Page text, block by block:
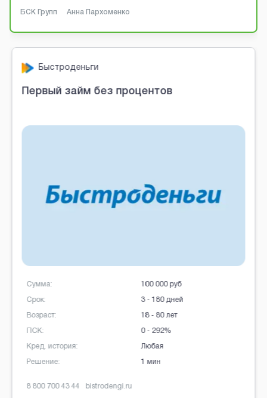
БСК Групп Анна Пархоменко
Быстроденьги
Первый займ без процентов
Сумма:
Срок:
Возраст:
ПСК:
Кред. история:
Решение:
100 000 руб
3 - 180 дней
18 - 80 лет
0 - 292%
Любая
1 мин
8 800 700 43 44 bistrodengi.ru